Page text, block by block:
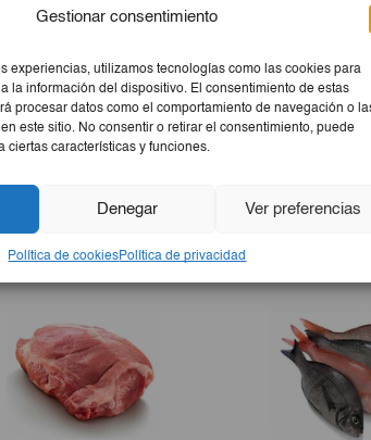
Gestionar consentimiento
experiencias, utilizamos tecnologías como las cookies para
la información del dispositivo. El consentimiento de estas
procesar datos como el comportamiento de navegación o
este sitio. No consentir o retirar el consentimiento, puede
ciertas características y funciones.
Denegar Ver preferencias
Política de cookiesPolítica de privacidad